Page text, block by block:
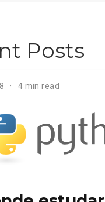
Posts
4 min read